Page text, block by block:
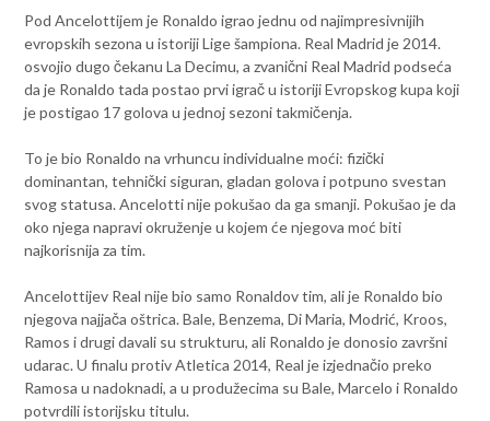
Pod Ancelottijem je Ronaldo igrao jednu od najimpresivnijih
evropskih sezona u istoriji Lige šampiona. Real Madrid je 2014.
osvojio dugo čekanu La Decimu, a zvanični Real Madrid podseća
da je Ronaldo tada postao prvi igrač u istoriji Evropskog kupa koji
je postigao 17 golova u jednoj sezoni takmičenja.
To je bio Ronaldo na vrhuncu individualne moći: fizički
dominantan, tehnički siguran, gladan golova i potpuno svestan
svog statusa. Ancelotti nije pokušao da ga smanji. Pokušao je da
oko njega napravi okruženje u kojem će njegova moć biti
najkorisnija za tim.
Ancelottijev Real nije bio samo Ronaldov tim, ali je Ronaldo bio
njegova najjača oštrica. Bale, Benzema, Di Maria, Modrić, Kroos,
Ramos i drugi davali su strukturu, ali Ronaldo je donosio završni
udarac. U finalu protiv Atletica 2014, Real je izjednačio preko
Ramosa u nadoknadi, a u produžecima su Bale, Marcelo i Ronaldo
potvrdili istorijsku titulu.